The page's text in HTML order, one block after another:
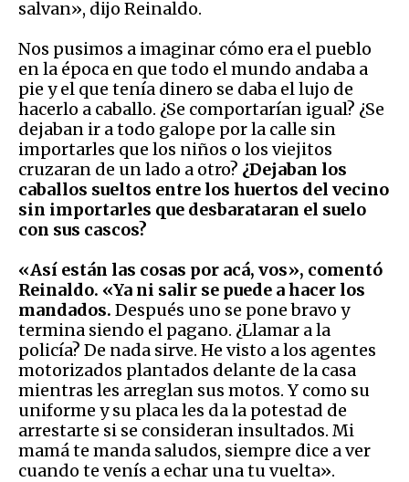
salvan», dijo Reinaldo.
Nos pusimos a imaginar cómo era el pueblo
en la época en que todo el mundo andaba a
pie y el que tenía dinero se daba el lujo de
hacerlo a caballo. ¿Se comportarían igual? ¿Se
dejaban ir a todo galope por la calle sin
importarles que los niños o los viejitos
cruzaran de un lado a otro? ¿Dejaban los
caballos sueltos entre los huertos del vecino
sin importarles que desbarataran el suelo
con sus cascos?
«Así están las cosas por acá, vos», comentó
Reinaldo. «Ya ni salir se puede a hacer los
mandados. Después uno se pone bravo y
termina siendo el pagano. ¿Llamar a la
policía? De nada sirve. He visto a los agentes
motorizados plantados delante de la casa
mientras les arreglan sus motos. Y como su
uniforme y su placa les da la potestad de
arrestarte si se consideran insultados. Mi
mamá te manda saludos, siempre dice a ver
cuando te venís a echar una tu vuelta».